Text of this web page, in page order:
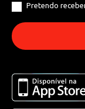
Pretendo